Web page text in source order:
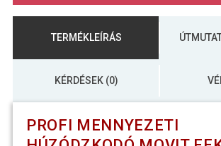
TERMÉKLEÍRÁS
KÉRDÉSEK (0)
PROFI MENNYEZETI